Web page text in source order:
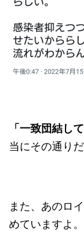
「一致団結し
当にその通り
また、あのロ
めていますよ。